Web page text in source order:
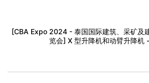
[CBA Expo 2024 - 泰国国际建筑、采矿及
览会] X 型升降机和动臂升降机